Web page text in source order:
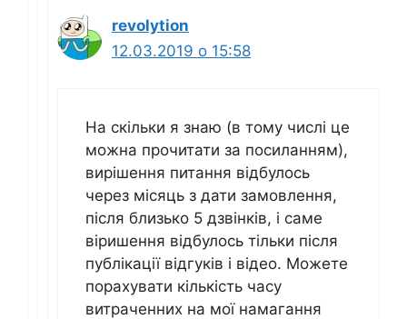
revolytion
12.03.2019 о 15:58
На скільки я знаю (в тому числі це
можна прочитати за посиланням),
вирішення питання відбулось
через місяць з дати замовлення,
після близько 5 дзвінків, і саме
віришення відбулось тільки після
публікації відгуків і відео. Можете
порахувати кількість часу
витраченних на мої намагання